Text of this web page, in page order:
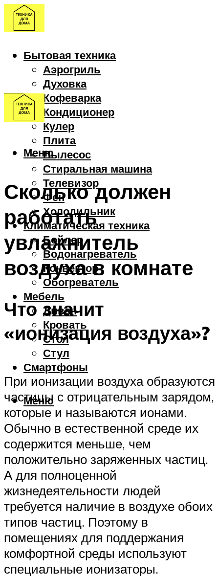
Бытовая техника
Аэрогриль
Духовка
Кофеварка
Кондиционер
Кулер
Плита
Пылесос
Стиральная машина
Телевизор
Фен
Холодильник
Климатическая техника
Бойлер
Водонагреватель
Конвектор
Обогреватель
Мебель
Диван
Кровать
Стол
Стул
Смартфоны
Меню
Меню
Сколько должен
работать
увлажнитель
воздуха в комнате
Что значит
«ионизация воздуха»?
При ионизации воздуха образуются
частицы с отрицательным зарядом,
которые и называются ионами.
Обычно в естественной среде их
содержится меньше, чем
положительно заряженных частиц.
А для полноценной
жизнедеятельности людей
требуется наличие в воздухе обоих
типов частиц. Поэтому в
помещениях для поддержания
комфортной среды используют
специальные ионизаторы.